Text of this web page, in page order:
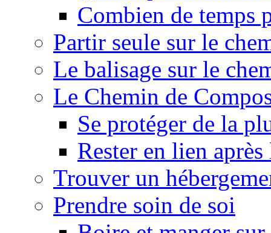
Combien de
Partir seule sur le
Le balisage sur le
Le Chemin de
Se protéger de la
Rester en lien
Trouver un
Prendre soin de soi